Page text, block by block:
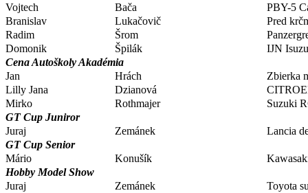
Vojtech
Bača
PBY-5
Branislav
Lukačovič
Pred
Radim
Šrom
Domonik
Špilák
IJN Isuzu
Cena Autoškoly Akadémia
Jan
Hrách
Zbierka
Lilly Jana
Dzianová
Mirko
Rothmajer
Suzuki
GT Cup Juniror
Juraj
Zemánek
Lancia
GT Cup Senior
Mário
Konušík
Hobby Model Show
Juraj
Zemánek
Toyota